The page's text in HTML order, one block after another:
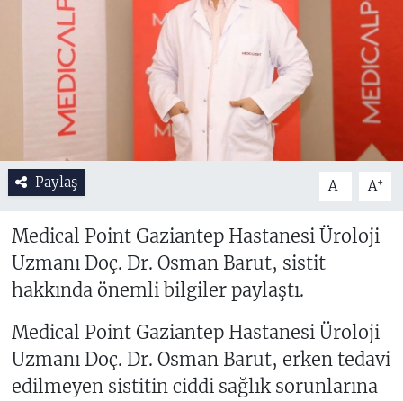
Paylaş A- A+
Medical Point Gaziantep Hastanesi Üroloji
Uzmanı Doç. Dr. Osman Barut, sistit
hakkında önemli bilgiler paylaştı.
Medical Point Gaziantep Hastanesi Üroloji
Uzmanı Doç. Dr. Osman Barut, erken tedavi
edilmeyen sistitin ciddi sağlık sorunlarına